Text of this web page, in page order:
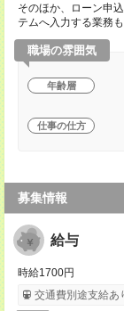
そのほか、ローン申
テムへ入力する業務
職場の雰囲気
年齢層
仕事の仕方
募集情報
給与
時給1700円
交通費別途支給あ